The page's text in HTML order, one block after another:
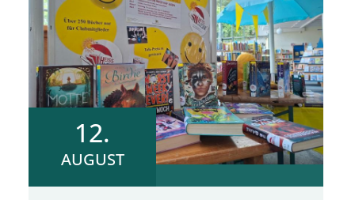
12.
AUGUST